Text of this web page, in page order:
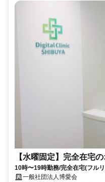
【水曜固定】完全在宅
10時〜19時勤務/完全在宅(フル
業務一般社団法人博愛会